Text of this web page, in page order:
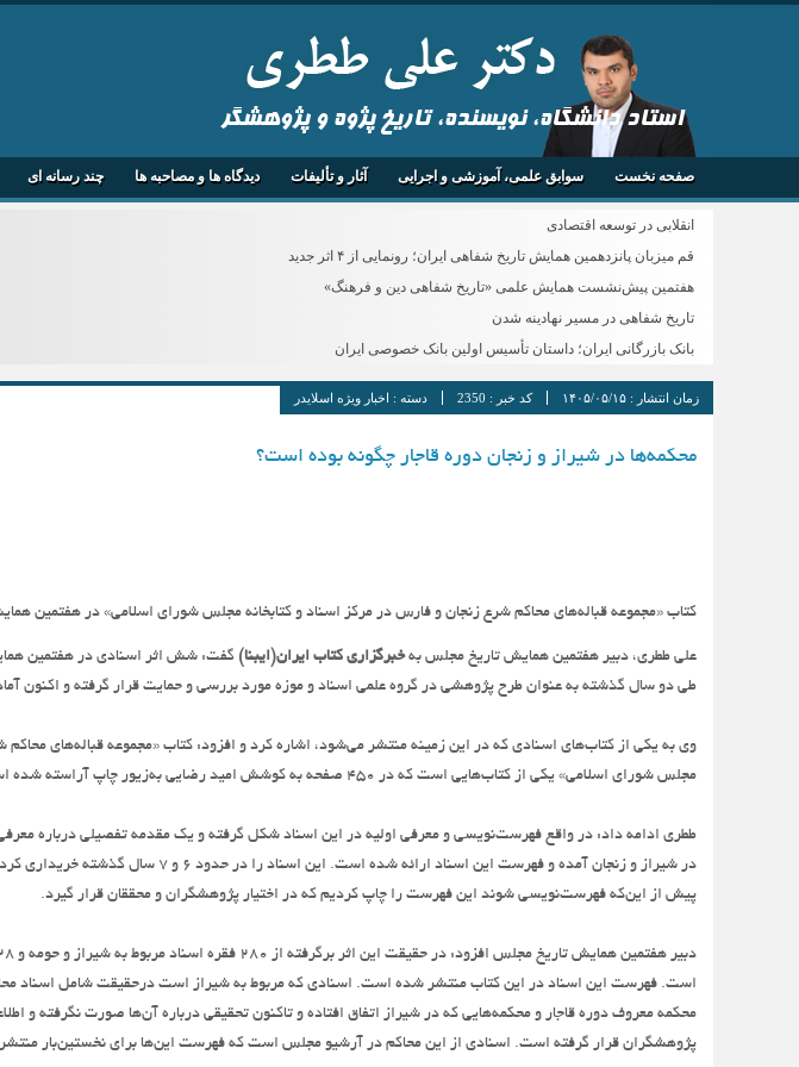
استاد دانشگاه، نویسنده، تاریخ پژوه و پژوهشگر
صفحه نخست سوابق علمی، آموزشی و اجرایی آثار و تألیفات دیدگاه ها و مصاحبه ها چند رسانه ای
انقلابی در توسعه اقتصادی
قم میزبان پانزدهمین همایش تاریخ شفاهی ایران؛ رونمایی از ۴ اثر جدید
هفتمین پیش‌نشست همایش علمی «تاریخ شفاهی دین و فرهنگ»
تاریخ شفاهی در مسیر نهادینه شدن
بانک بازرگانی ایران؛ داستان تأسیس اولین بانک خصوصی ایران
زمان انتشار : ۱۴۰۵/۰۵/۱۵ کد خبر : 2350 دسته : اخبار ویژه اسلایدر
محکمه‌ها در شیراز و زنجان دوره قاجار چگونه بوده است؟
کتاب «مجموعه قباله‌های محاکم شرع زنجان و فارس در مرکز اسناد و کتابخانه مجلس شورای اسلامی» در هفتمین
علی ططری، دبیر هفتمین همایش تاریخ مجلس بهخبرگزاری کتاب ایران(ایبنا) گفت: شش اثر اسنادی در هفتمین
طی دو سال گذشته به عنوان طرح پژوهشی در گروه علمی اسناد و موزه مورد بررسی و حمایت قرار گرفته و اکنون
وی به یکی از کتاب‌های اسنادی که در این زمینه منتشر می‌شود، اشاره کرد و افزود: کتاب «مجموعه قباله‌های محاکم
مجلس شورای اسلامی» یکی از کتاب‌هایی است که در 450 صفحه به کوشش امید رضایی به‌زیور چاپ آراسته شده است.
ططری ادامه داد: در واقع فهرست‌نویسی و معرفی اولیه در این اسناد شکل گرفته و یک مقدمه تفصیلی درباره معرفی
در شیراز و زنجان آمده و فهرست این اسناد ارائه شده
پیش از این‌که فهرست‌نویسی شوند این فهرست را چاپ کردیم که در اختیار پژوهشگران و محققان قرار گیرد.
محکمه معروف دوره قاجار و محکمه‌هایی که در شیراز اتفاق افتاده و تاکنون تحقیقی درباره آن‌ها صورت نگرفته و
پژوهشگران قرار گرفته است. اسنادی از این محاکم در آرشیو مجلس است که فهرست این‌ها برای نخستین‌بار